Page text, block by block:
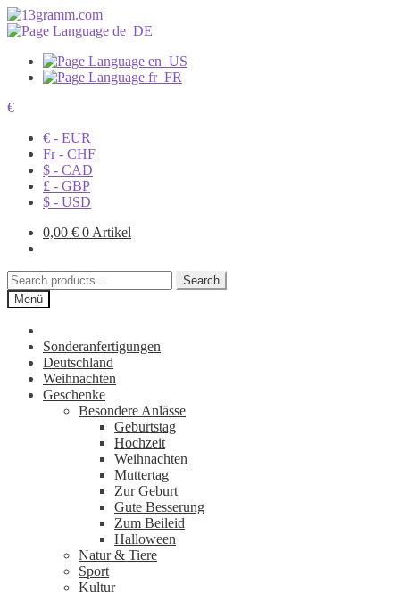
€
€ - EUR
Fr - CHF
$ - CAD
£ - GBP
$ - USD
0,00 € 0 Artikel
Search
for:
Search
Menü
Sonderanfertigungen
Deutschland
Weihnachten
Geschenke
Besondere Anlässe
Geburtstag
Hochzeit
Weihnachten
Muttertag
Zur Geburt
Gute Besserung
Zum Beileid
Halloween
Natur & Tiere
Sport
Kultur